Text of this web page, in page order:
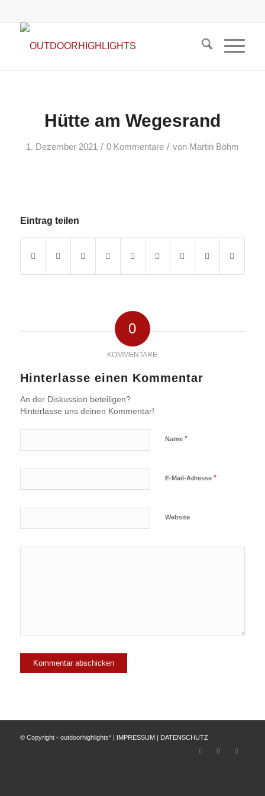
Hütte am Wegesrand
1. Dezember 2021 / 0 Kommentare / von Martin Böhm
Eintrag teilen
0
KOMMENTARE
Hinterlasse einen Kommentar
An der Diskussion beteiligen?
Hinterlasse uns deinen Kommentar!
Name *
E-Mail-Adresse *
Website
© Copyright - outdoorhighlights* | IMPRESSUM DATENSCHUTZ